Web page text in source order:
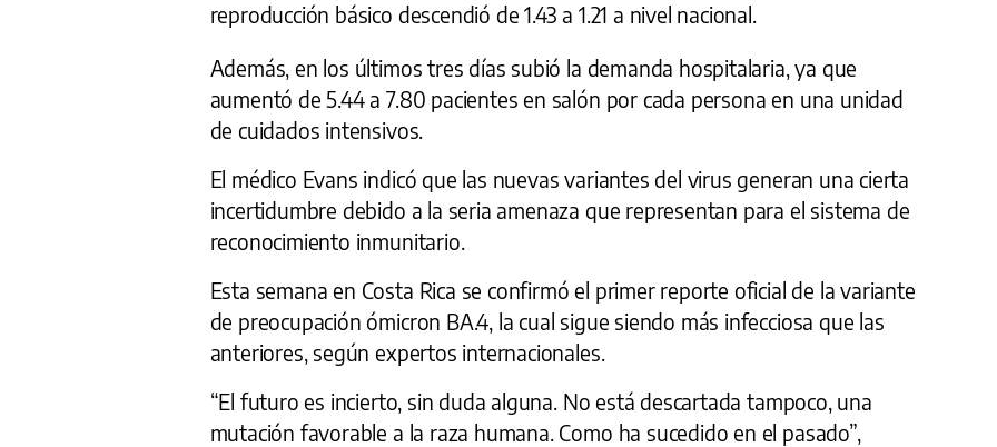
reproducción básico descendió de 1.43 a 1.21 a nivel nacional.
Además, en los últimos tres días subió la demanda hospitalaria, ya que
aumentó de 5.44 a 7.80 pacientes en salón por cada persona en una unidad
de cuidados intensivos.
El médico Evans indicó que las nuevas variantes del virus generan una cierta
incertidumbre debido a la seria amenaza que representan para el sistema de
reconocimiento inmunitario.
Esta semana en Costa Rica se confirmó el primer reporte oficial de la variante
de preocupación ómicron BA.4, la cual sigue siendo más infecciosa que las
anteriores, según expertos internacionales.
“El futuro es incierto, sin duda alguna. No está descartada tampoco, una
mutación favorable a la raza humana. Como ha sucedido en el pasado”,